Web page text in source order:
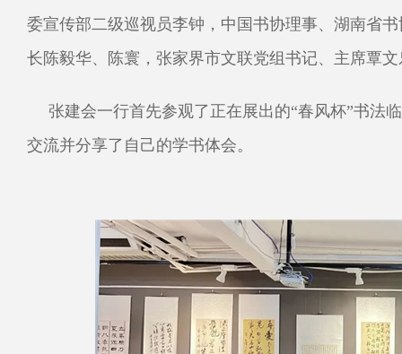
委宣传部二级巡视员李钟，中国书协理事、湖南省
长陈毅华、陈寰，张家界市文联党组书记、主席覃
张建会一行首先参观了正在展出的“春风杯”书法
交流并分享了自己的学书体会。